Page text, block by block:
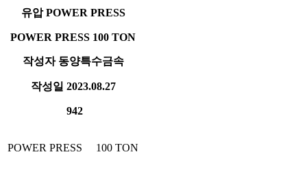
유압 POWER PRESS
POWER PRESS 100 TON
작성자동양특수금속
작성일 2023.08.27
942
POWER PRESS 100 TON